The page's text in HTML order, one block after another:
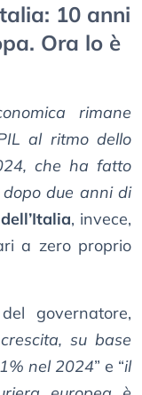
10 anni
Ora lo è
rimane
al ritmo dello
che ha fatto
due anni di
, invece,
a zero proprio
governatore,
su base
nel 2024” e “il